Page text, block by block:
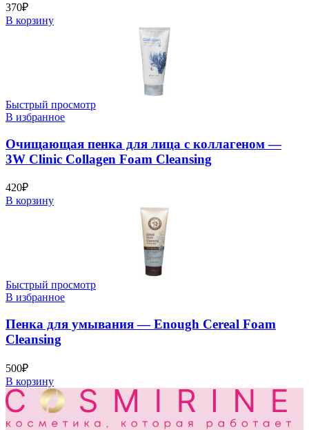
370₽
В корзину
Быстрый просмотр
В избранное
Очищающая пенка для лица с коллагеном —
3W Clinic Collagen Foam Cleansing
420₽
В корзину
Быстрый просмотр
В избранное
Пенка для умывания — Enough Cereal Foam
Cleansing
500₽
В корзину